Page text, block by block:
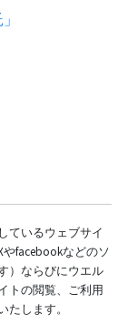
ているウェブサイ
facebookなどのソ
）ならびにウエル
トの閲覧、ご利用
します。